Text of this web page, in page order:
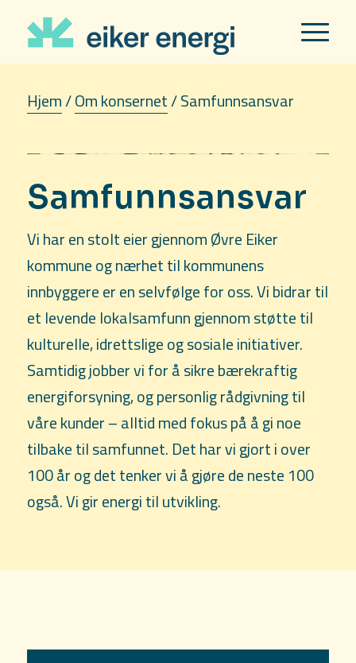
Hjem/Om konsernet/Samfunnsansvar
Samfunnsansvar
Vi har en stolt eier gjennom Øvre Eiker
kommune og nærhet til kommunens
innbyggere er en selvfølge for oss. Vi bidrar til
et levende lokalsamfunn gjennom støtte til
kulturelle, idrettslige og sosiale initiativer.
Samtidig jobber vi for å sikre bærekraftig
energiforsyning, og personlig rådgivning til
våre kunder – alltid med fokus på å gi noe
tilbake til samfunnet. Det har vi gjort i over
100 år og det tenker vi å gjøre de neste 100
også. Vi gir energi til utvikling.